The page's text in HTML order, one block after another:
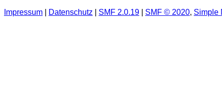
Impressum Datenschutz SMF 2.0.19 SMF © 2020, Simple